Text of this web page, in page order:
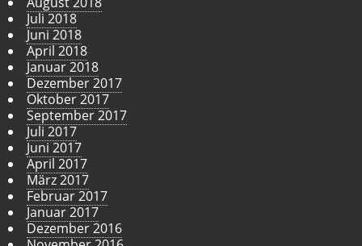
Juli 2018
Juni 2018
April 2018
Januar 2018
Dezember 2017
Oktober 2017
September 2017
Juli 2017
Juni 2017
April 2017
März 2017
Februar 2017
Januar 2017
Dezember 2016